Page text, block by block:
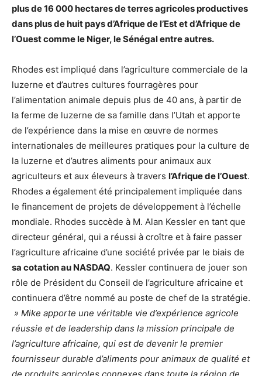
plus de 16 000 hectares de terres agricoles productives
dans plus de huit pays d’Afrique de l’Est et d’Afrique de
l’Ouest comme le Niger, le Sénégal entre autres.
Rhodes est impliqué dans l’agriculture commerciale de la
luzerne et d’autres cultures fourragères pour
l’alimentation animale depuis plus de 40 ans, à partir de
la ferme de luzerne de sa famille dans l’Utah et apporte
de l’expérience dans la mise en œuvre de normes
internationales de meilleures pratiques pour la culture de
la luzerne et d’autres aliments pour animaux aux
agriculteurs et aux éleveurs à travers l’Afrique de l’Ouest.
Rhodes a également été principalement impliquée dans
le financement de projets de développement à l’échelle
mondiale. Rhodes succède à M. Alan Kessler en tant que
directeur général, qui a réussi à croître et à faire passer
l’agriculture africaine d’une société privée par le biais de
sa cotation au NASDAQ. Kessler continuera de jouer son
rôle de Président du Conseil de l’agriculture africaine et
continuera d’être nommé au poste de chef de la stratégie.
» Mike apporte une véritable vie d’expérience agricole
réussie et de leadership dans la mission principale de
l’agriculture africaine, qui est de devenir le premier
fournisseur durable d’aliments pour animaux de qualité et